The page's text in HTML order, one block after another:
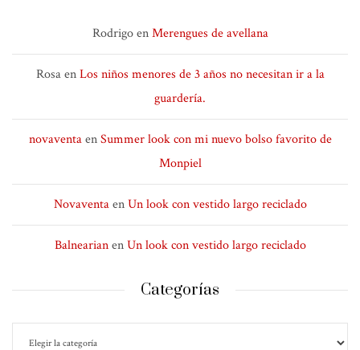
RodrigoenMerengues de avellana
RosaenLos niños menores de 3 años no necesitan ir a la
guardería.
novaventaenSummer look con mi nuevo bolso favorito de
Monpiel
NovaventaenUn look con vestido largo reciclado
BalnearianenUn look con vestido largo reciclado
Categorías